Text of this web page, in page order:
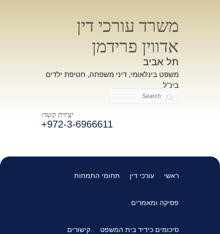
משרד עורכי דין
אדווין פרידמן
תל אביב
משפט בינלאומי, דיני משפחה, חטיפת ילדים
בינ"ל
יצירת קשר:
+972-3-6966611
Search
ראשי עורכי דין תחומי התמחות
פסיקה ומאמרים
סיכומים כידיד בית המשפט קישורים